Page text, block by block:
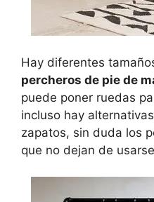
Hay diferentes
percheros de pie de
puede poner ruedas
incluso hay
zapatos, sin duda los
que no dejan de